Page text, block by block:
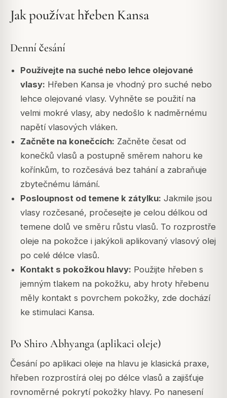
Jak používat hřeben Kansa
Denní česání
Používejte na suché nebo lehce olejované
vlasy: Hřeben Kansa je vhodný pro suché nebo
lehce olejované vlasy. Vyhněte se použití na
velmi mokré vlasy, aby nedošlo k nadměrnému
napětí vlasových vláken.
Začněte na konečcích: Začněte česat od
konečků vlasů a postupně směrem nahoru ke
kořínkům, to rozčesává bez tahání a zabraňuje
zbytečnému lámání.
Posloupnost od temene k zátylku: Jakmile jsou
vlasy rozčesané, pročesejte je celou délkou od
temene dolů ve směru růstu vlasů. To rozprostře
oleje na pokožce i jakýkoli aplikovaný vlasový olej
po celé délce vlasů.
Kontakt s pokožkou hlavy: Použijte hřeben s
jemným tlakem na pokožku, aby hroty hřebenu
měly kontakt s povrchem pokožky, zde dochází
ke stimulaci Kansa.
Po Shiro Abhyanga (aplikaci oleje)
Česání po aplikaci oleje na hlavu je klasická praxe,
hřeben rozprostírá olej po délce vlasů a zajišťuje
rovnoměrné pokrytí pokožky hlavy. Po nanesení